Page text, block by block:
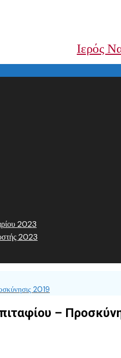
Ιερός
2023
2023
2019
–